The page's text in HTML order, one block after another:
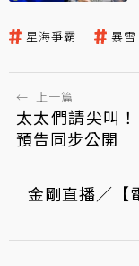
星海爭霸 暴雪
← 上一篇
太太們請尖叫
預告同步公開
金剛直播／【